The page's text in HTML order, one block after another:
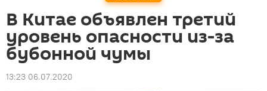
В Китае объявлен третий
уровень опасности из-за
бубонной чумы
13:23 06.07.2020